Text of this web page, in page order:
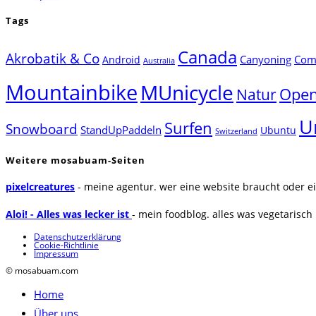
Tags
Akrobatik & Co Android Australia Canada Canyoning
MountainbikeMUnicycle Natur
Snowboard StandUpPaddeln Surfen Switzerland Ubuntu
Weitere mosabuam-Seiten
pixelcreatures - meine agentur. wer eine website braucht oder
Aloi! - Alles was lecker ist - mein foodblog. alles was
Datenschutzerklärung
Cookie-Richtlinie
Impressum
© mosabuam.com
Home
Über uns